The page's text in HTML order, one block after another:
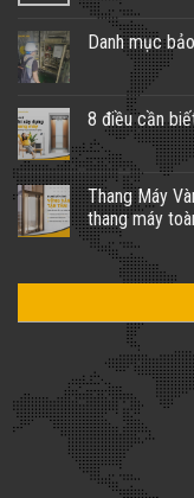
Không
bình
thang
máy
gia
đình
–
Quy
trình
thực
hiện
chuẩn
thuật
Danh mục
luận
ở
Danh
mục
bảo
trì
thang
máy
8 điều cần
Không
có
bình
luận
ở
8
điều
cần
khi
thang
đình
Thang Máy
thang máy
Không
Thang
Nâng
tầm
cuộc
sống
với
dịch
vụ
thang